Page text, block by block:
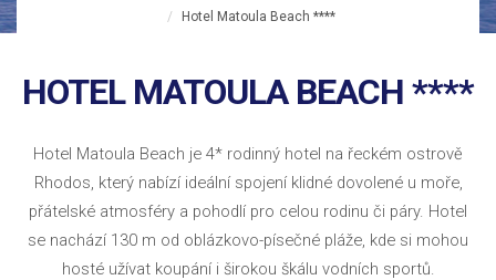
Hotel Matoula Beach ****
HOTEL MATOULA BEACH ****
Hotel Matoula Beach je 4* rodinný hotel na řeckém ostrově
Rhodos, který nabízí ideální spojení klidné dovolené u moře,
přátelské atmosféry a pohodlí pro celou rodinu či páry. Hotel
se nachází 130 m od oblázkovo-písečné pláže, kde si mohou
hosté užívat koupání i širokou škálu vodních sportů.